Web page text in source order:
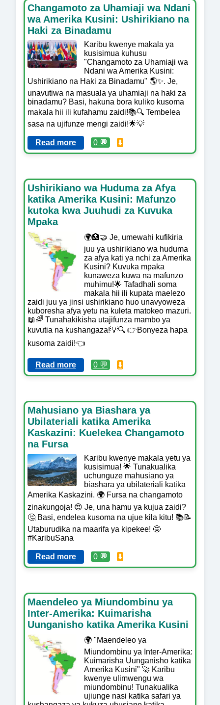
Changamoto za Uhamiaji wa Ndani
wa Amerika Kusini: Ushirikiano na
Haki za Binadamu
Karibu kwenye makala ya
kusisimua kuhusu
"Changamoto za Uhamiaji wa
Ndani wa Amerika Kusini:
Ushirikiano na Haki za Binadamu" 🌎✨. Je,
unavutiwa na masuala ya uhamiaji na haki za
binadamu? Basi, hakuna bora kuliko kusoma
makala hii ili kufahamu zaidi!📚🔍 Tembelea
sasa na ujifunze mengi zaidi!🌟💡
Read more 0 💬 ⬇️
Ushirikiano wa Huduma za Afya
katika Amerika Kusini: Mafunzo
kutoka kwa Juuhudi za Kuvuka
Mpaka
🌍🏥🤝 Je, umewahi kufikiria
juu ya ushirikiano wa huduma
za afya kati ya nchi za Amerika
Kusini? Kuvuka mpaka
kunaweza kuwa na mafunzo
muhimu!🌟 Tafadhali soma
makala hii ili kupata maelezo
zaidi juu ya jinsi ushirikiano huo unavyoweza
kuboresha afya yetu na kuleta matokeo mazuri.
📖🌈 Tunahakikisha utajifunza mambo ya
kuvutia na kushangaza!💡🔍 👉Bonyeza hapa
kusoma zaidi!👈
Read more 0 💬 ⬇️
Mahusiano ya Biashara ya
Ubilateriali katika Amerika
Kaskazini: Kuelekea Changamoto
na Fursa
Karibu kwenye makala yetu ya
kusisimua! 🌟 Tunakualika
uchunguze mahusiano ya
biashara ya ubilateriali katika
Amerika Kaskazini. 🌍 Fursa na changamoto
zinakungoja! 😍 Je, una hamu ya kujua zaidi?
🤔 Basi, endelea kusoma na ujue kila kitu! 📚📝
Utaburudika na maarifa ya kipekee! 🤩
#KaribuSana
Read more 0 💬 ⬇️
Maendeleo ya Miundombinu ya
Inter-Amerika: Kuimarisha
Uunganisho katika Amerika Kusini
🌍 "Maendeleo ya
Miundombinu ya Inter-Amerika:
Kuimarisha Uunganisho katika
Amerika Kusini" 🚀 Karibu
kwenye ulimwengu wa
miundombinu! Tunakualika
ujiunge nasi katika safari ya